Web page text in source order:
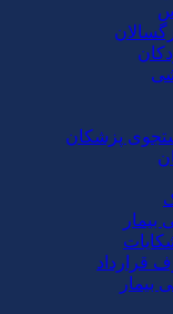
پزشکان
قرارداد
بیمار